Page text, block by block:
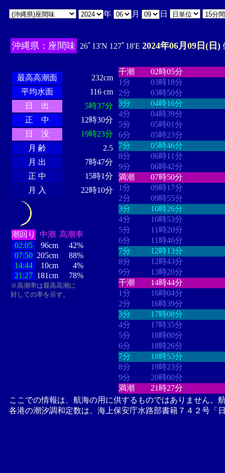
年 月 日
沖縄県：座間味 26ﾟ13'N 127ﾟ18'E 2024年06月09日(日)
最高高潮面
232cm
平均水面
116 cm
日 出
5時37分
正 中
12時30分
日 没
19時23分
月 齢
2.5
月 出
7時47分
正 中
15時1分
月 入
22時10分
潮回り 中潮 高潮率
02:05
96cm
42%
07:50 205cm
88%
14:44
10cm
4%
21:27 181cm 78%
※高潮率は最高高潮に
対しての率を示す。
干潮
02時05分
1分
03時18分
2分
03時50分
3分
04時16分
4分
04時39分
5分
05時01分
6分
05時23分
7分
05時46分
8分
06時11分
9分
06時42分
満潮
07時50分
1分
09時17分
2分
09時55分
3分
10時26分
4分
10時53分
5分
11時20分
6分
11時46分
7分
12時13分
8分
12時43分
9分
13時20分
干潮
14時44分
1分
16時04分
2分
16時39分
3分
17時08分
4分
17時35分
5分
18時00分
6分
18時26分
7分
18時53分
8分
19時23分
9分
20時00分
満潮
21時27分
ここでの情報は、航海の用に供するものではありません。
各港の潮汐調和定数は、海上保安庁水路部書籍７４２号「